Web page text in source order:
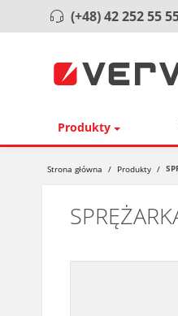
(+48) 42 252 55
Produkty
Strona główna / Produkty /